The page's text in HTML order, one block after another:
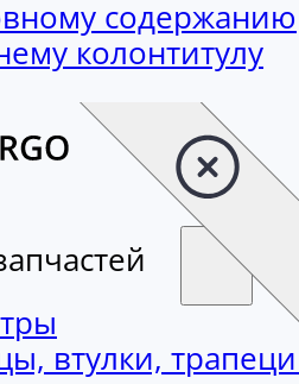
содержанию
колонтитулу
втулки,